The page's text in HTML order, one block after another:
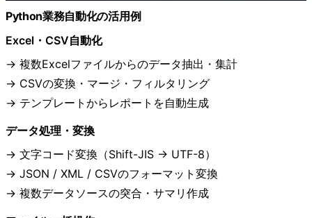
Python業務自動化の活用例
Excel・CSV自動化
複数Excelファイルからのデータ抽出・集計
CSVの変換・マージ・フィルタリング
テンプレートからレポートを自動生成
データ処理・変換
文字コード変換（Shift-JIS → UTF-8）
JSON / XML / CSVのフォーマット変換
複数データソースの突合・サマリ作成